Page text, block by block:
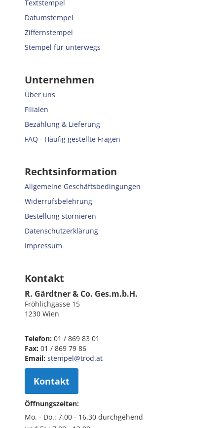
Textstempel
Datumstempel
Ziffernstempel
Stempel für unterwegs
Unternehmen
Über uns
Filialen
Bezahlung & Lieferung
FAQ - Häufig gestellte Fragen
Rechtsinformation
Allgemeine Geschäftsbedingungen
Widerrufsbelehrung
Bestellung stornieren
Datenschutzerklärung
Impressum
Kontakt
R. Gärdtner & Co. Ges.m.b.H.
Fröhlichgasse 15
1230 Wien
Telefon: 01 / 869 83 01
Fax: 01 / 869 79 86
Email: stempel@trod.at
Kontakt
Öffnungszeiten:
Mo. - Do.: 7.00 - 16.30 durchgehend